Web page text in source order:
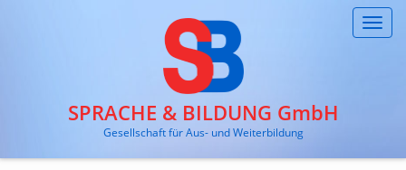
SPRACHE & BILDUNG GmbH
Gesellschaft für Aus- und Weiterbildung